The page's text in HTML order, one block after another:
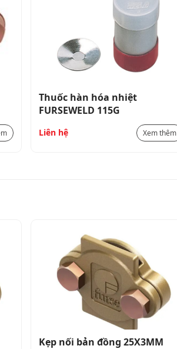
Thuốc hàn hóa nhiệt
FURSEWELD 115G
Liên hệ Xem thêm
Kẹp nối bản đồng 25X3MM